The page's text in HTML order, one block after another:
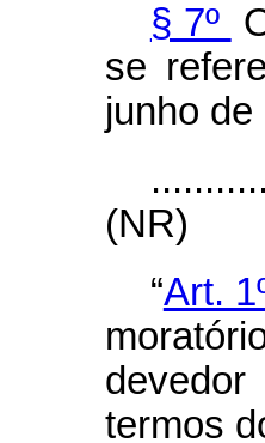
§ 7º
se
junho de
(NR)
“Art.
termos